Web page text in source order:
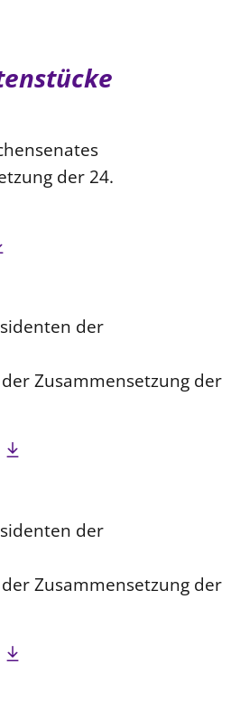
der 24.
der
Zusammensetzung der
der
Zusammensetzung der
Gewalt